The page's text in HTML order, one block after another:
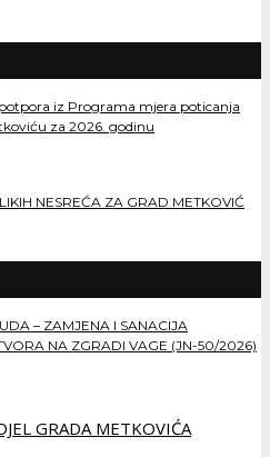
iz Programa mjera poticanja
za 2026. godinu
NESREĆA ZA GRAD METKOVIĆ
– ZAMJENA I SANACIJA
NA ZGRADI VAGE (JN-50/2026)